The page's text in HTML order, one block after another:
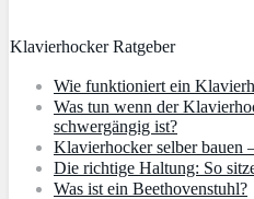
Klavierhocker Ratgeber
Wie funktioniert ein
Was tun wenn der
schwergängig ist?
Klavierhocker selber bauen
Die richtige Haltung: So
Was ist ein Beethovenstuhl?